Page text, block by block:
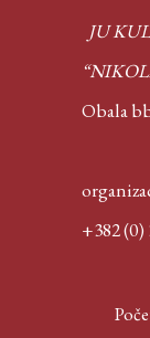
JU
Obala
+382 (0)